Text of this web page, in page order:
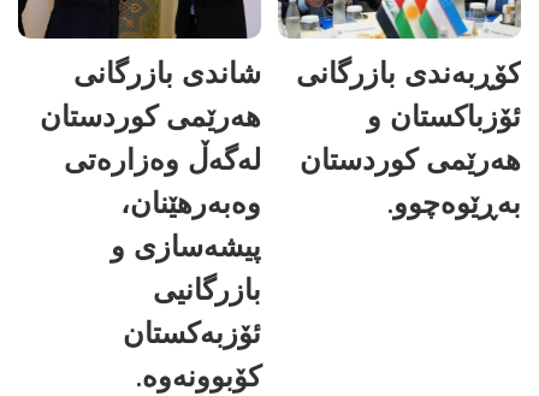
کۆڕبەندی بازرگانی
ئۆزباکستان و
هەرێمی کوردستان
بەڕێوەچوو.
شاندی بازرگانی
هەرێمی کوردستان
لەگەڵ وەزارەتی
وەبەرهێنان،
پیشەسازی و
بازرگانیی
ئۆزبەکستان
کۆبوونەوە.